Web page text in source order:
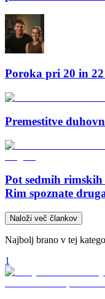
Poroka pri 20 in
Premestitve
Pot sedmih
Rim spoznate
Naloži več člankov
Najbolj brano v tej
1